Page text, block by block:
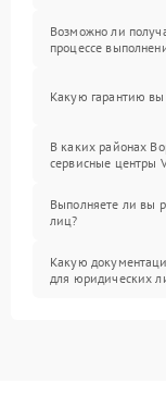
Возможно ли
процессе
Какую гарантию вы
В каких районах
сервисные центры
Выполняете ли вы
лиц?
Какую
для юридических